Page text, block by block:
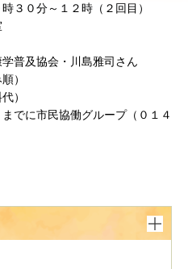
３０分～１２時（２回目）
普及協会・川島雅司さん
）
）
でに市民協働グループ（０１４